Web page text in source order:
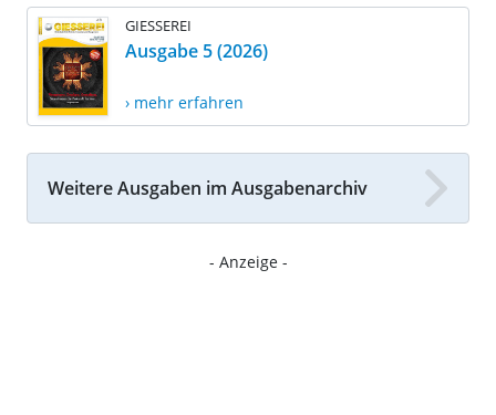
GIESSEREI
Ausgabe 5 (2026)
› mehr erfahren
Weitere Ausgaben im Ausgabenarchiv
- Anzeige -